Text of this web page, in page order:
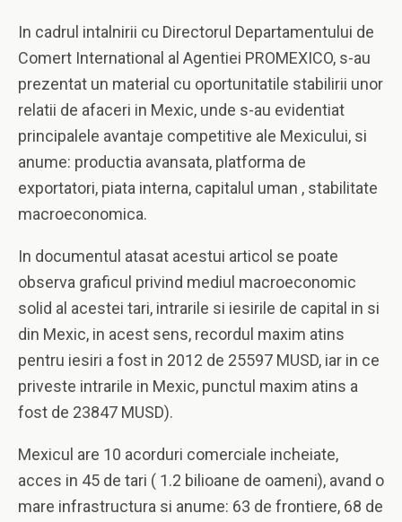
In cadrul intalnirii cu Directorul Departamentului de
Comert International al Agentiei PROMEXICO, s-au
prezentat un material cu oportunitatile stabilirii unor
relatii de afaceri in Mexic, unde s-au evidentiat
principalele avantaje competitive ale Mexicului, si
anume: productia avansata, platforma de
exportatori, piata interna, capitalul uman , stabilitate
macroeconomica.
In documentul atasat acestui articol se poate
observa graficul privind mediul macroeconomic
solid al acestei tari, intrarile si iesirile de capital in si
din Mexic, in acest sens, recordul maxim atins
pentru iesiri a fost in 2012 de 25597 MUSD, iar in ce
priveste intrarile in Mexic, punctul maxim atins a
fost de 23847 MUSD).
Mexicul are 10 acorduri comerciale incheiate,
acces in 45 de tari ( 1.2 bilioane de oameni), avand o
mare infrastructura si anume: 63 de frontiere, 68 de